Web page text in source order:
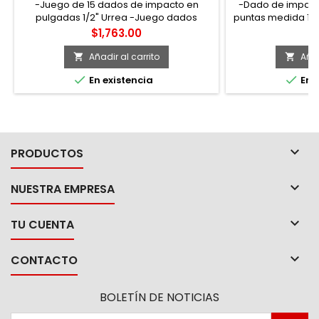
-Juego de 15 dados de impacto en
pulgadas 1/2" Urrea -Juego dados
impacto cuadro 1/2" 15 piezas estándar 6
puntas geometría lobular super-drive,
acabado fosfatizado, medidas de 3/8" a
1-1/4".
Precio
$1,763.00
 Añadir al carrito
 En existencia
-Dado de
puntas medida

 En
PRODUCTOS 
NUESTRA EMPRESA 
TU CUENTA 
CONTACTO 
BOLETÍN DE NOTICIAS